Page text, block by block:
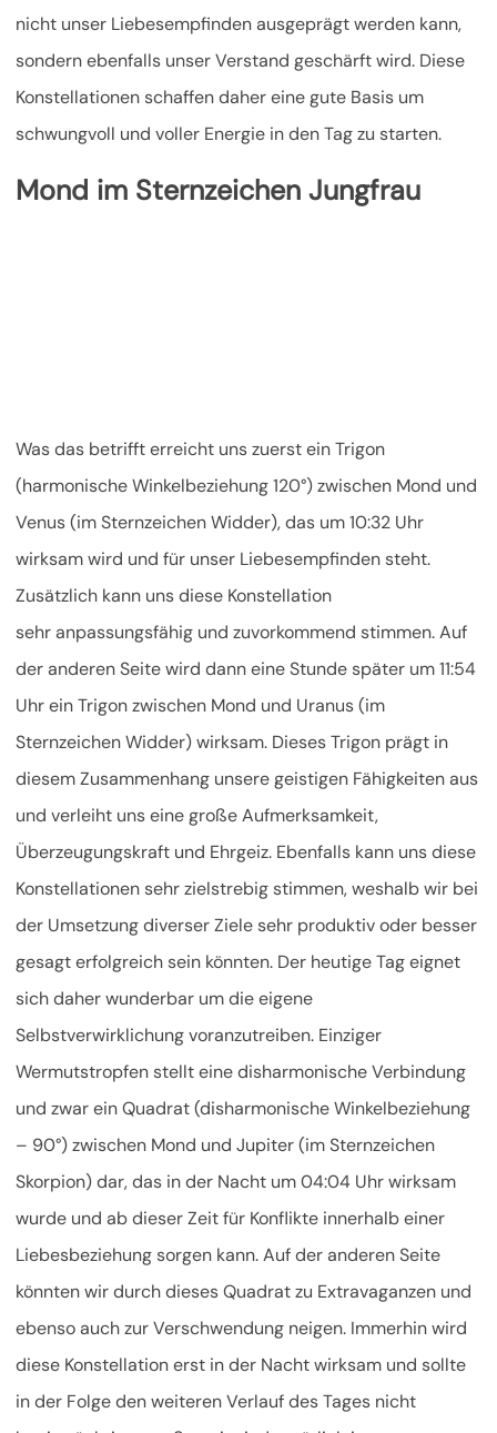
nicht unser Liebesempfinden ausgeprägt werden kann,
sondern ebenfalls unser Verstand geschärft wird. Diese
Konstellationen schaffen daher eine gute Basis um
schwungvoll und voller Energie in den Tag zu starten.
Mond im Sternzeichen Jungfrau
Was das betrifft erreicht uns zuerst ein Trigon
(harmonische Winkelbeziehung 120°) zwischen Mond und
Venus (im Sternzeichen Widder), das um 10:32 Uhr
wirksam wird und für unser Liebesempfinden steht.
Zusätzlich kann uns diese Konstellation
sehr anpassungsfähig und zuvorkommend stimmen. Auf
der anderen Seite wird dann eine Stunde später um 11:54
Uhr ein Trigon zwischen Mond und Uranus (im
Sternzeichen Widder) wirksam. Dieses Trigon prägt in
diesem Zusammenhang unsere geistigen Fähigkeiten aus
und verleiht uns eine große Aufmerksamkeit,
Überzeugungskraft und Ehrgeiz. Ebenfalls kann uns diese
Konstellationen sehr zielstrebig stimmen, weshalb wir bei
der Umsetzung diverser Ziele sehr produktiv oder besser
gesagt erfolgreich sein könnten. Der heutige Tag eignet
sich daher wunderbar um die eigene
Selbstverwirklichung voranzutreiben. Einziger
Wermutstropfen stellt eine disharmonische Verbindung
und zwar ein Quadrat (disharmonische Winkelbeziehung
– 90°) zwischen Mond und Jupiter (im Sternzeichen
Skorpion) dar, das in der Nacht um 04:04 Uhr wirksam
wurde und ab dieser Zeit für Konflikte innerhalb einer
Liebesbeziehung sorgen kann. Auf der anderen Seite
könnten wir durch dieses Quadrat zu Extravaganzen und
ebenso auch zur Verschwendung neigen. Immerhin wird
diese Konstellation erst in der Nacht wirksam und sollte
in der Folge den weiteren Verlauf des Tages nicht